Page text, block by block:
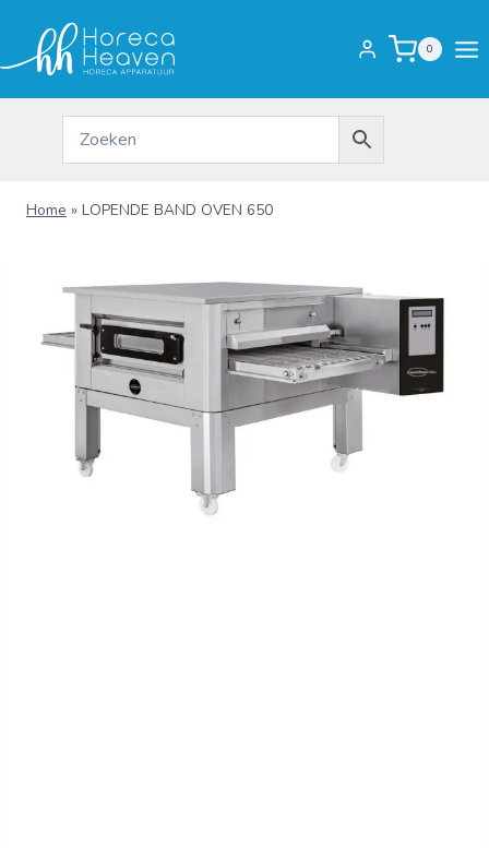
inhoud
0
Home » LOPENDE BAND OVEN 650